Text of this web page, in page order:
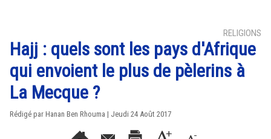
RELIGIONS
Hajj : quels sont les pays d'Afrique
qui envoient le plus de pèlerins à
La Mecque ?
Rédigé par Hanan Ben Rhouma | Jeudi 24 Août 2017